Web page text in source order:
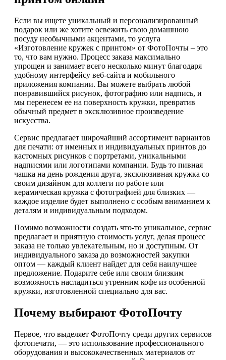
Если вы ищете уникальный и персонализированный
подарок или же хотите освежить свою домашнюю
посуду необычными акцентами, то услуга
«Изготовление кружек с принтом» от ФотоПочты – это
то, что вам нужно. Процесс заказа максимально
упрощен и занимает всего несколько минут благодаря
удобному интерфейсу веб-сайта и мобильного
приложения компании. Вы можете выбрать любой
понравившийся рисунок, фотографию или надпись, и
мы перенесем ее на поверхность кружки, превратив
обычный предмет в эксклюзивное произведение
искусства.
Сервис предлагает широчайший ассортимент вариантов
для печати: от именных и индивидуальных принтов до
кастомных рисунков с портретами, уникальными
надписями или логотипами компании. Будь то пивная
чашка на день рождения друга, эксклюзивная кружка со
своим дизайном для коллеги по работе или
керамическая кружка с фотографией для близких —
каждое изделие будет выполнено с особым вниманием к
деталям и индивидуальным подходом.
Помимо возможности создать что-то уникальное, сервис
предлагает и приятную стоимость услуг, делая процесс
заказа не только увлекательным, но и доступным. От
индивидуального заказа до возможностей закупки
оптом — каждый клиент найдет для себя наилучшее
предложение. Подарите себе или своим близким
возможность насладиться утренним кофе из особенной
кружки, изготовленной специально для вас.
Почему выбирают ФотоПочту
Первое, что выделяет ФотоПочту среди других сервисов
фотопечати, — это использование профессионального
оборудования и высококачественных материалов от